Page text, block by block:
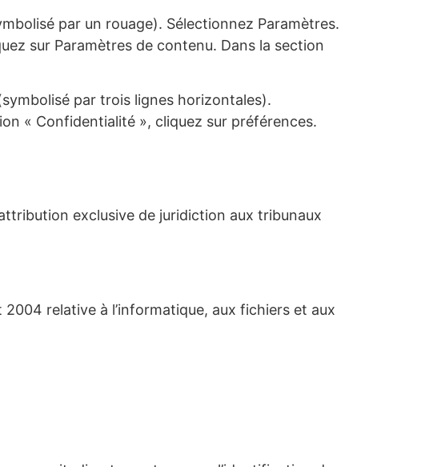
par un rouage). Sélectionnez Paramètres.
sur Paramètres de contenu. Dans la section
par trois lignes horizontales).
« Confidentialité », cliquez sur préférences.
exclusive de juridiction aux tribunaux
relative à l’informatique, aux fichiers et aux